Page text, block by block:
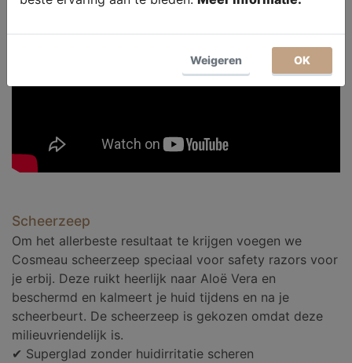
Scheerzeep
Om het allerbeste resultaat te krijgen voegen we
Cosmeau scheerzeep speciaal voor safety razors voor
je erbij. Deze ruikt heerlijk naar Aloë Vera en
beschermd en kalmeert je huid tijdens en na je
scheerbeurt. De scheerzeep is gekozen omdat deze
milieuvriendelijk is.
✔ Superglad zonder huidirritatie scheren
Weigeren OK